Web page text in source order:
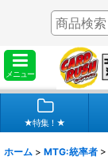
メニュー
★特集！★
ホーム > MTG:統率者 >